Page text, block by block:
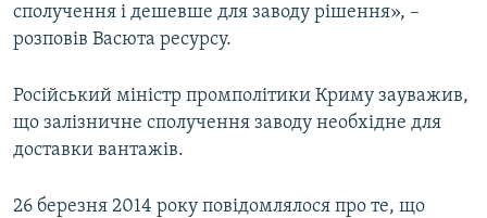
сполучення і дешевше для заводу рішення», –
розповів Васюта ресурсу.
Російський міністр промполітики Криму зауважив,
що залізничне сполучення заводу необхідне для
доставки вантажів.
26 березня 2014 року повідомлялося про те, що